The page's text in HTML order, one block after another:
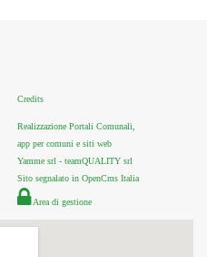
Credits
Realizzazione Portali Comunali,
app per comuni e siti web
Yamme srl - teamQUALITY srl
Sito segnalato in OpenCms Italia
Area di gestione